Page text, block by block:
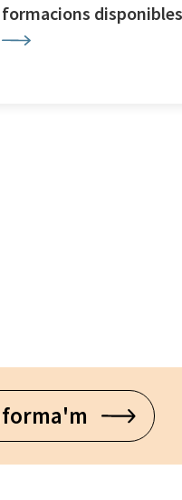
formacions disponibles